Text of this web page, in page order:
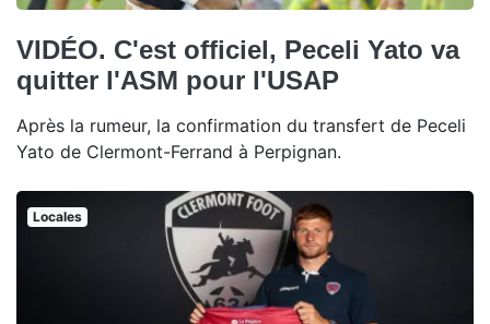
VIDÉO. C'est officiel, Peceli Yato va
quitter l'ASM pour l'USAP
Après la rumeur, la confirmation du transfert de Peceli
Yato de Clermont-Ferrand à Perpignan.
Locales